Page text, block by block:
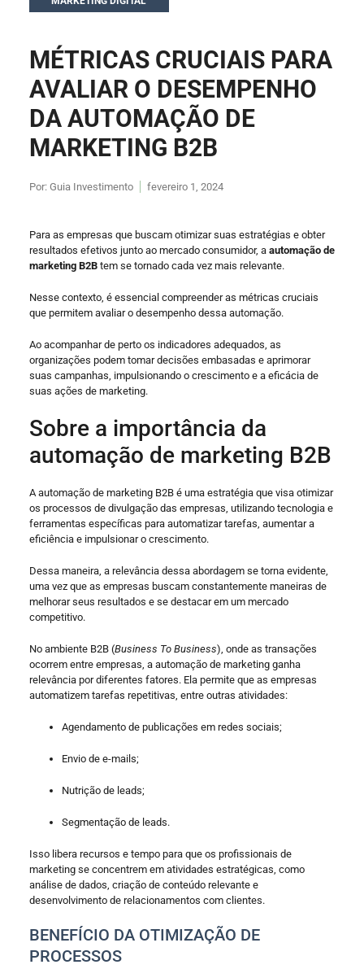
MÉTRICAS CRUCIAIS PARA
AVALIAR O DESEMPENHO
DA AUTOMAÇÃO DE
MARKETING B2B
Por: Guia Investimento fevereiro 1, 2024
Para as empresas que buscam otimizar suas estratégias e obter
resultados efetivos junto ao mercado consumidor, a automação de
marketing B2Btem se tornado cada vez mais relevante.
Nesse contexto, é essencial compreender as métricas cruciais
que permitem avaliar o desempenho dessa automação.
Ao acompanhar de perto os indicadores adequados, as
organizações podem tomar decisões embasadas e aprimorar
suas campanhas, impulsionando o crescimento e a eficácia de
suas ações de marketing.
Sobre a importância da
automação de marketing B2B
A automação de marketing B2B é uma estratégia que visa otimizar
os processos de divulgação das empresas, utilizando tecnologia e
ferramentas específicas para automatizar tarefas, aumentar a
eficiência e impulsionar o crescimento.
Dessa maneira, a relevância dessa abordagem se torna evidente,
uma vez que as empresas buscam constantemente maneiras de
melhorar seus resultados e se destacar em um mercado
competitivo.
No ambiente B2B (Business To Business), onde as transações
ocorrem entre empresas, a automação de marketing ganha
relevância por diferentes fatores. Ela permite que as empresas
automatizem tarefas repetitivas, entre outras atividades:
Agendamento de publicações em redes sociais;
Envio de e-mails;
Nutrição de leads;
Segmentação de leads.
Isso libera recursos e tempo para que os profissionais de
marketing se concentrem em atividades estratégicas, como
análise de dados, criação de conteúdo relevante e
desenvolvimento de relacionamentos com clientes.
BENEFÍCIO DA OTIMIZAÇÃO DE
PROCESSOS